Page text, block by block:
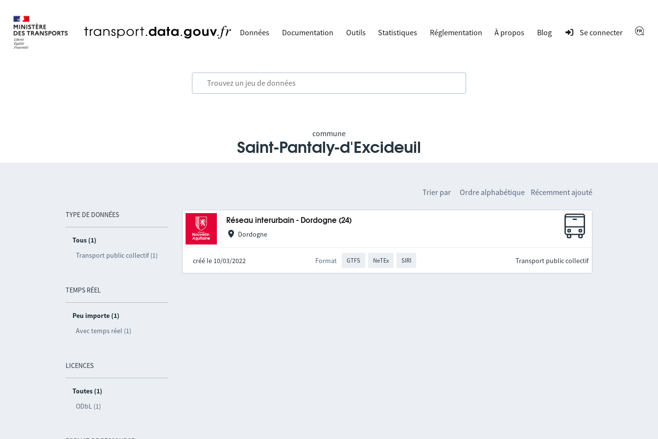
Données Documentation Outils Statistiques Réglementation À propos Blog Se connecter
commune
Saint-Pantaly-d'Excideuil
TYPE DE DONNÉES
Tous (1)
Transport public collectif (1)
TEMPS RÉEL
Peu importe (1)
Avec temps réel (1)
LICENCES
Toutes (1)
ODbL (1)
Trier par Ordre alphabétique Récemment ajouté
Réseau interurbain - Dordogne (24)
Dordogne
créé le 10/03/2022 Format GTFS NeTEx SIRI Transport public collectif